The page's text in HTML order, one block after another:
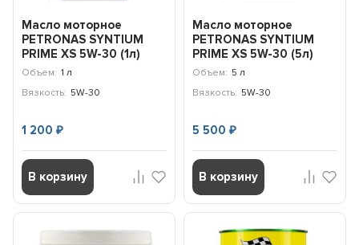
Масло моторное
PETRONAS SYNTIUM
PRIME XS 5W-30 (1л)
71235E18EU
Объем: 1 л
Вязкость: 5W-30
1 200₽
В корзину
Масло моторное
PETRONAS SYNTIUM
PRIME XS 5W-30 (5л)
71235M12EU
Объем: 5 л
Вязкость: 5W-30
5 500 ₽
В корзину